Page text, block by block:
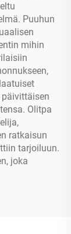
Puuhun
mihin
Olitpa
ratkaisun
tarjoiluun.
joka